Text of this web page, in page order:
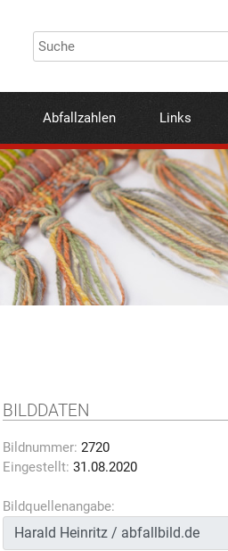
Abfallzahlen Links
BILDDATEN
Bildnummer: 2720
Eingestellt: 31.08.2020
Bildquellenangabe: